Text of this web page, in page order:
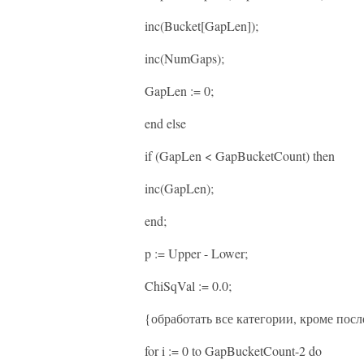
inc(Bucket[GapLen]);
inc(NumGaps);
GapLen := 0;
end else
if (GapLen < GapBucketCount) then
inc(GapLen);
end;
p := Upper - Lower;
ChiSqVal := 0.0;
{обработать все категории, кроме
for i := 0 to GapBucketCount-2 do